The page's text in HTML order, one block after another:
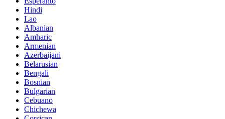
Hindi
Lao
Albanian
Amharic
Armenian
Azerbaijani
Belarusian
Bengali
Bosnian
Bulgarian
Cebuano
Chichewa